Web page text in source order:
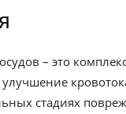
– это
стадиях